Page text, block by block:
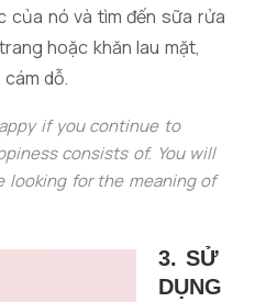
của nó và tìm đến sữa rửa
hoặc khăn lau mặt,
dỗ.
if you continue to
consists of. You will
looking for the meaning of
3. SỬ
DỤNG